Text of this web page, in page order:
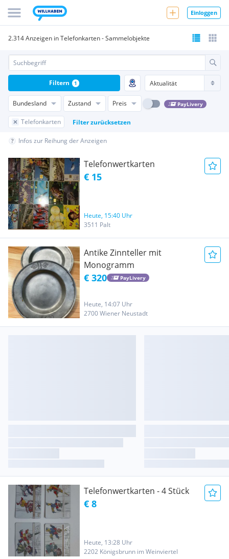
Einloggen
2.314 Anzeigen in Telefonkarten - Sammelobjekte
Bundesland Zustand Preis PayLivery
Telefonkarten Filter zurücksetzen
Filtern 1
Infos zur Reihung der Anzeigen
Telefonwertkarten
€ 15
Heute, 15:40 Uhr
3511 Palt
Antike Zinnteller mit
Monogramm
€ 320 PayLivery
Heute, 14:07 Uhr
2700 Wiener Neustadt
Telefonwertkarten - 4 Stück
€ 8
Heute, 13:28 Uhr
2202 Königsbrunn im Weinviertel